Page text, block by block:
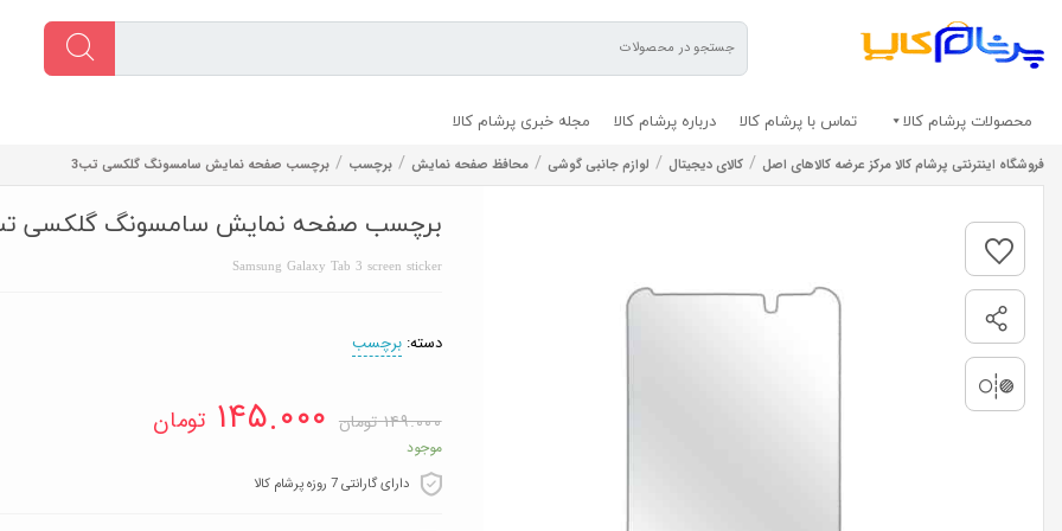
محصولات پرشام کالا تماس با پرشام کالا درباره پرشام کالا مجله خبری پرشام کالا
فروشگاه اینترنتی پرشام کالا مرکز عرضه کالاهای اصل / کالای دیجیتال / لوازم جانبی گوشی / محافظ صفحه نمایش / برچسب / برچسب صفحه نمایش سامسونگ گلکسی تب3
برچسب صفحه نمایش سامسونگ گلکسی
Samsung Galaxy Tab 3 screen sticker
دسته:برچسب
۱۴۹.۰۰۰ تومان ۱۴۵.۰۰۰ تومان
موجود
دارای گارانتی 7 روزه پرشام کالا